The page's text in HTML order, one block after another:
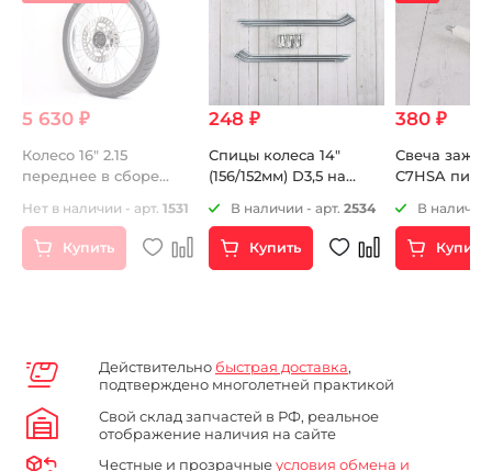
5 630 ₽
Колесо 16" 2.15
переднее в сборе
покрышка
дорожная,тормозной
диск) KAYO
Нет в наличии - арт. 1531
Купить
248 ₽
Спицы колеса 14"
(156/152мм) D3,5 на
В наличии - арт. 2534
Купить
380 ₽
Свеча
C7HSA
В наличии
Купить
Действительно быстрая доставка,
подтверждено многолетней практикой
Свой склад запчастей в РФ, реальное
отображение наличия на сайте
Честные и прозрачныеусловия обмена и